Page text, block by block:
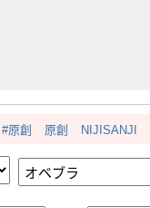
#原創 原創 NIJISANJI